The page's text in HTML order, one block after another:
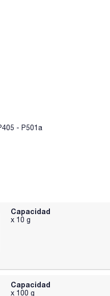
- P501a
Capacidad
x 10 g
Capacidad
x 100 g